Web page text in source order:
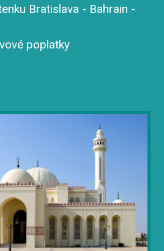
Bratislava - Bahrain -
poplatky